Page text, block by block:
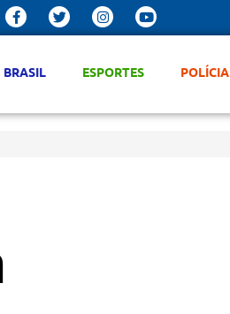
BRASIL ESPORTES POLÍCIA